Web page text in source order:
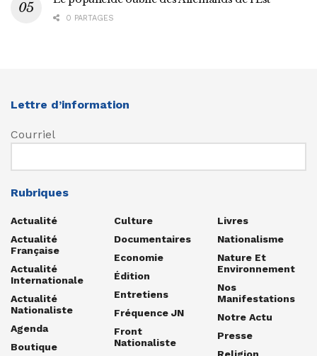
0 PARTAGES
Lettre d’information
Courriel
Rubriques
Actualité
Actualité
Française
Actualité
Internationale
Actualité
Nationaliste
Agenda
Boutique
Culture
Documentaires
Economie
Édition
Entretiens
Fréquence JN
Front
Nationaliste
Livres
Nationalisme
Nature Et
Environnement
Nos
Manifestations
Notre Actu
Presse